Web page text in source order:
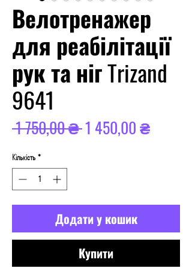
Велотренажер
для реабілітації
рук та ніг Trizand
9641
1 750,00 ₴ Звичайна
1 450,00 ₴За
Кількість *
Додати у кошик
Купити